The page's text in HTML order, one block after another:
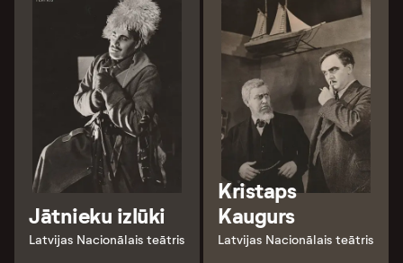
Jātnieku izlūki
Latvijas Nacionālais teātris
Kristaps
Kaugurs
Latvijas Nacionālais teātris